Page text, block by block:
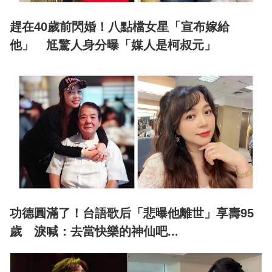
趕在40歲前閃婚！八點檔女星「宣布嫁給
他」 尪驚人身分曝「媒人是柯叔元」
功德圓滿了！台語歌后「悲曝他離世」享壽95
歲 淚喊：去當快樂的神仙吧...